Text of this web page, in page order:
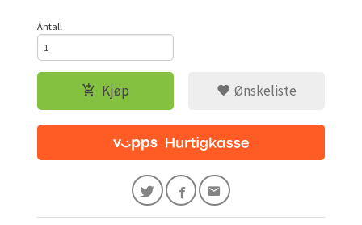
Antall
Kjøp Ønskeliste